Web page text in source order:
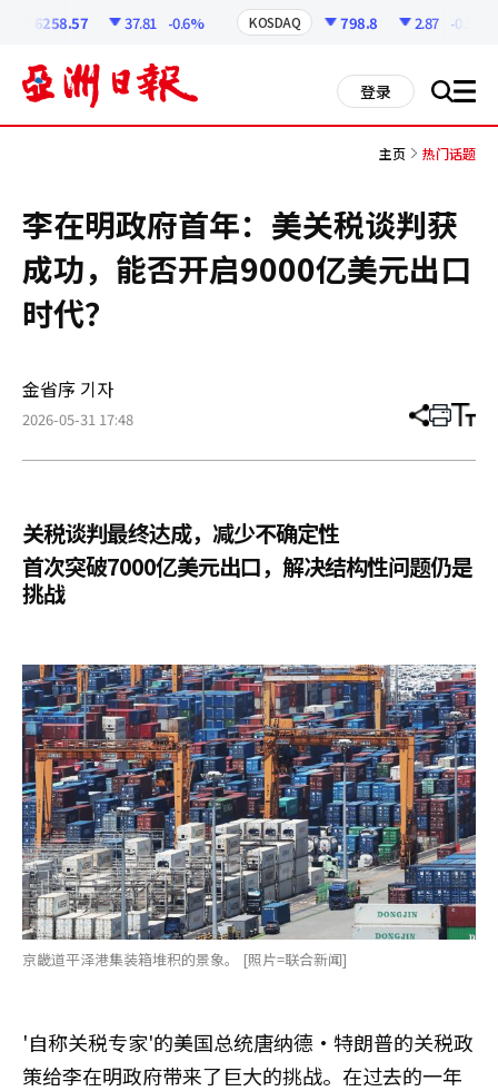
6258.57 37.81 -0.6% KOSDAQ 798.8 2.87 -0.36%
登录 搜 all
主页 热门话题
李在明政府首年：美关税谈判获
成功，能否开启9000亿美元出口
时代？
金省序 기자
2026-05-31 17:48 分
章
打 调
小
关税谈判最终达成，减少不确定性
首次突破7000亿美元出口，解决结构性问题仍是
挑战
京畿道平泽港集装箱堆积的景象。 [照片=联合新闻]
'自称关税专家'的美国总统唐纳德·特朗普的关税政
策给李在明政府带来了巨大的挑战。在过去的一年